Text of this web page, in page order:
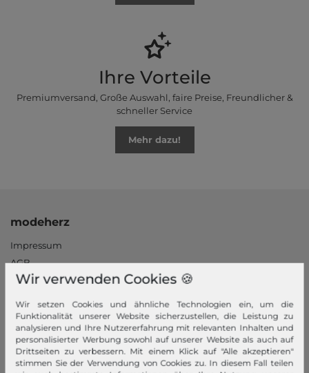
Ihre Vorteile
Premiumversand, Große Auswahl, faire Preise, Freundlicher &
schneller Service
Mehr dazu!
modeherz
Impressum
AGB
Widerrufsrecht
Datenschutzeinstellungen
Barrierefreiheitserklärung
Jobs
Unsere Stores
Wir verwenden Cookies 🍪
Wir setzen Cookies und ähnliche Technologien ein, um die
Funktionalität unserer Website sicherzustellen, die Leistung zu
analysieren und Ihre Nutzererfahrung mit relevanten Inhalten und
personalisierter Werbung sowohl auf unserer Website als auch auf
Drittseiten zu verbessern. Mit einem Klick auf "Alle akzeptieren"
stimmen Sie der Verwendung von Cookies zu. In diesem Fall teilen